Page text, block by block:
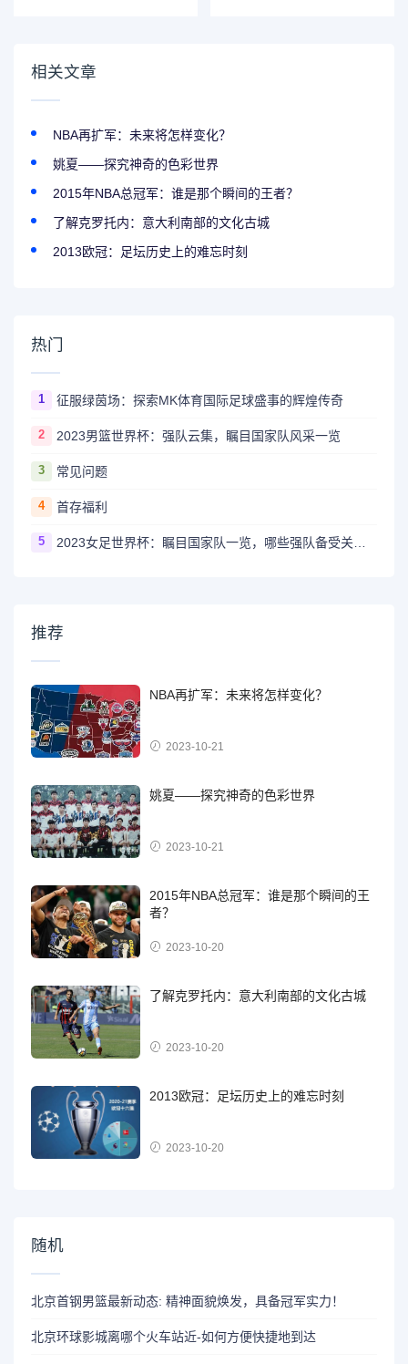
相关文章
NBA再扩军：未来将怎样变化？
姚夏——探究神奇的色彩世界
2015年NBA总冠军：谁是那个瞬间的王者？
了解克罗托内：意大利南部的文化古城
2013欧冠：足坛历史上的难忘时刻
热门
1 征服绿茵场：探索MK体育国际足球盛事的辉煌传奇
2 2023男篮世界杯：强队云集，瞩目国家队风采一览
3 常见问题
4 首存福利
5
推荐
NBA再扩军：未来将怎样变化？
2023-10-21
姚夏——探究神奇的色彩世界
2023-10-21
2015年NBA总冠军：谁是那个瞬间的王
者？
2023-10-20
了解克罗托内：意大利南部的文化古城
2023-10-20
2013欧冠：足坛历史上的难忘时刻
2023-10-20
随机
北京首钢男篮最新动态: 精神面貌焕发，具备冠军实力！
北京环球影城离哪个火车站近-如何方便快捷地到达